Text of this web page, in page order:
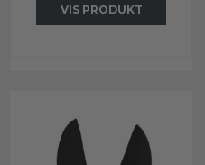
VIS PRODUKT